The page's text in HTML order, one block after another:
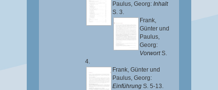
Paulus, Georg: Inhalt
S. 3.
Frank,
Günter und
Paulus,
Georg:
VorwortS.
4.
Frank, Günter und
Paulus, Georg:
Einführung S. 5-13.